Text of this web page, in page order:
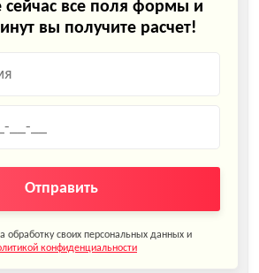
сейчас все поля формы и
вы получите расчет!
Отправить
обработку своих персональных данных и
конфиденциальности